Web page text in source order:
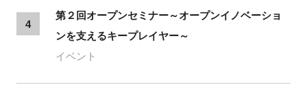
4
第２回オープンセミナー～オープンイノベーショ
ンを支えるキープレイヤー～
イベント